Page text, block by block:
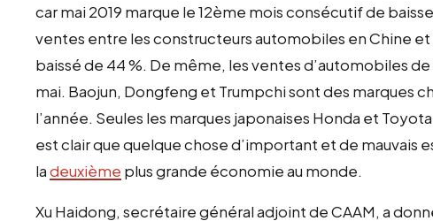
car mai 2019 marque le 12ème mois consécutif de
ventes entre les constructeurs automobiles en Chine
baissé de 44 %. De même, les ventes d’automobiles
mai. Baojun, Dongfeng et Trumpchi sont des marques
l’année. Seules les marques japonaises Honda et
est clair que quelque chose d’important et de mauvais
ladeuxième plus grande économie au monde.
Xu Haidong, secrétaire général adjoint de CAAM, a